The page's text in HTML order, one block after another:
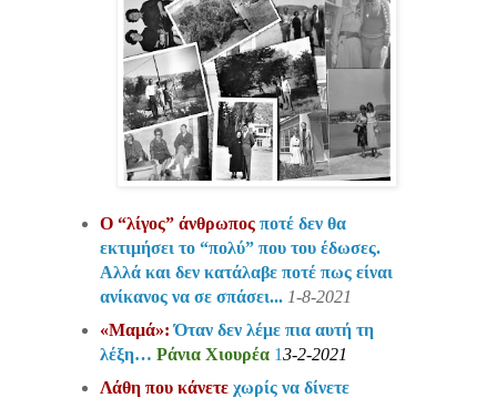
Ο “λίγος” άνθρωποςποτέ δεν θα
εκτιμήσει το “πολύ” που του έδωσες.
Αλλά και δεν κατάλαβε ποτέ πως είναι
ανίκανος να σε σπάσει... 1-8-2021
«Μαμά»: Όταν δεν λέμε πια αυτή τη
λέξη… Ράνια Χιουρέα13-2-2021
Λάθη που κάνετεχωρίς να δίνετε